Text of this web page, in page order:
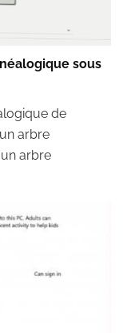
sous
de
arbre
arbre